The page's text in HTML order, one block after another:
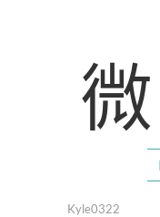
Kyle0322